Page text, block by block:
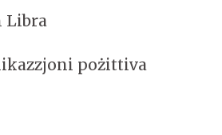
Libra
pożittiva